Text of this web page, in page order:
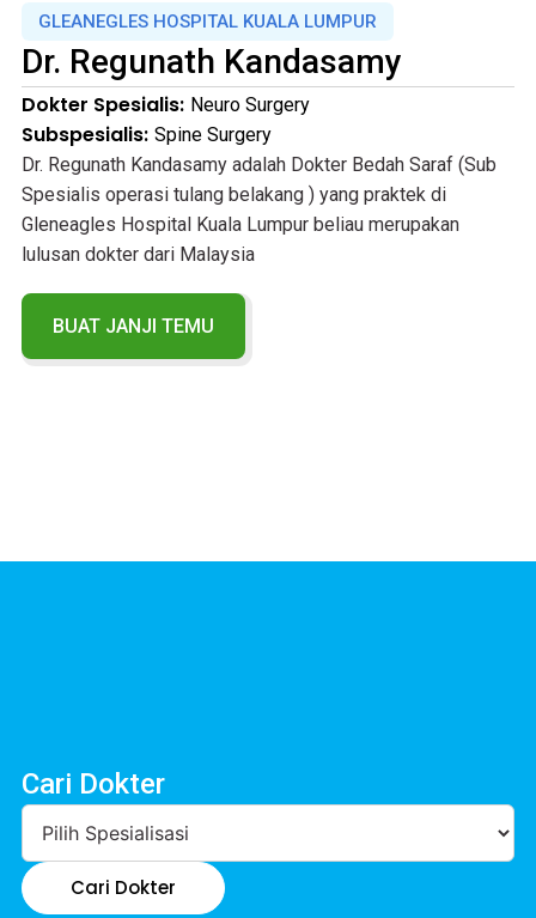
GLEANEGLES HOSPITAL KUALA LUMPUR
Dr. Regunath Kandasamy
Dokter Spesialis: Neuro Surgery
Subspesialis: Spine Surgery
Dr. Regunath Kandasamy adalah Dokter Bedah Saraf (Sub
Spesialis operasi tulang belakang ) yang praktek di
Gleneagles Hospital Kuala Lumpur beliau merupakan
lulusan dokter dari Malaysia
BUAT JANJI TEMU
Cari Dokter
Cari Dokter